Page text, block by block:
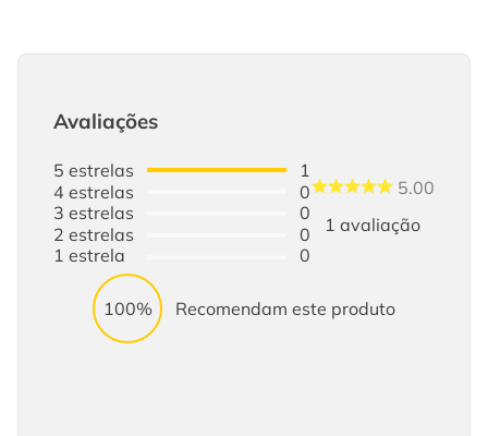
Avaliações
5estrelas
4estrelas
3estrelas
2estrelas
1estrela
1
0
0
0
0
5.00
1avaliação
100% Recomendam este produto